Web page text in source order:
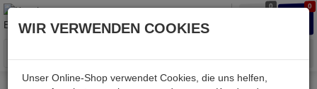
0 0
Menü
WIR VERWENDEN COOKIES
Unser Online-Shop verwendet Cookies, die uns helfen,